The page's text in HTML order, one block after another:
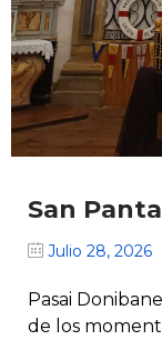
San
Julio 28, 2026
Pasai
de los